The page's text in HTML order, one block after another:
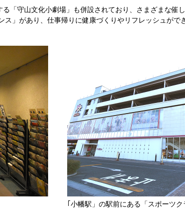
「守山文化小劇場」も併設されており、さまざまな催
」があり、仕事帰りに健康づくりやリフレッシュがで
｢小幡駅」の駅前にある「スポーツク